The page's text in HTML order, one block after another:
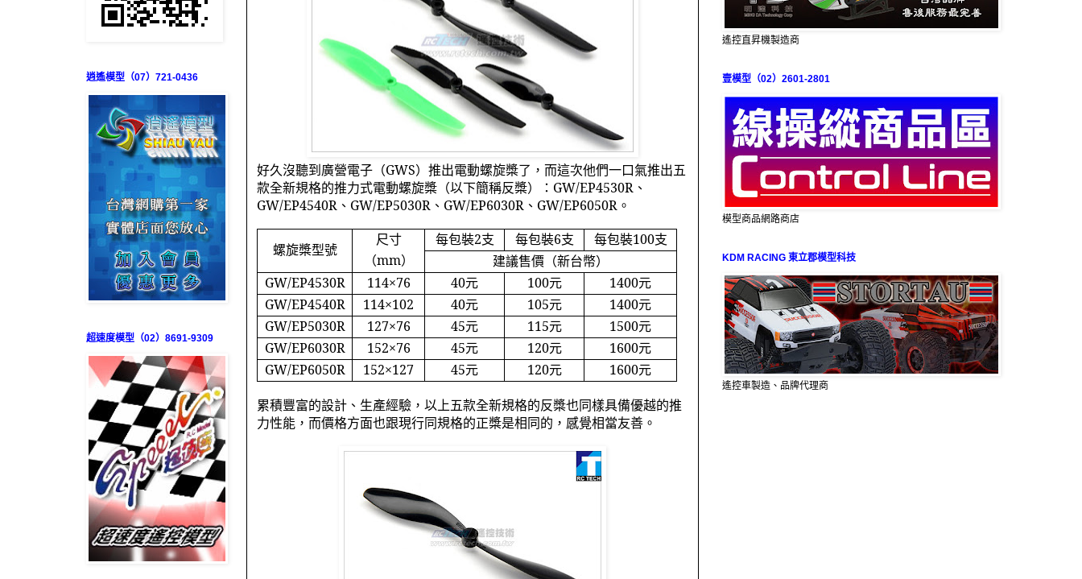
好久沒聽到廣營電子（GWS）推出電動螺旋槳了，而這次他們一口氣推出五
款全新規格的推力式電動螺旋槳（以下簡稱反槳）： GW/EP4530R 、
GW/EP4540R 、 GW/EP5030R 、 GW/EP6030R 、 GW/EP6050R 。
螺旋槳型號
尺寸
（mm）
每包裝2支 每包裝6支 每包裝100支
建議售價（新台幣）
GW/EP4530R
114×76 40元 100元 1400元
GW/EP4540R
114×102 40元 105元 1400元
GW/EP5030R
127×76 45元 115元 1500元
GW/EP6030R
152×76 45元 120元 1600元
GW/EP6050R
152×127 45元 120元 1600元
累積豐富的設計、生產經驗，以上五款全新規格的反槳也同樣具備優越的推
力性能，而價格方面也跟現行同規格的正槳是相同的，感覺相當友善。
逍遙模型（07）721-0436
超速度模型（02）8691-9309
遙控直昇機製造商
壹模型（02）2601-2801
模型商品網路商店
KDM RACING 東立郡模型科技
遙控車製造、品牌代理商